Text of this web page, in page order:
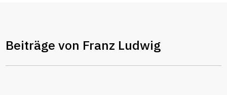
Beiträge von Franz Ludwig